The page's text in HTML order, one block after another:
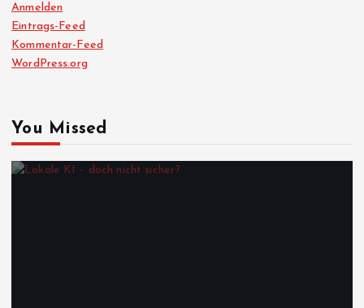
Anmelden
Eintrags-Feed
Kommentar-Feed
WordPress.org
You Missed